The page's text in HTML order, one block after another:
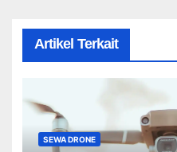
Artikel Terkait
SEWA DRONE